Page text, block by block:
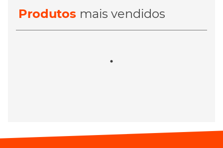
Produtos mais vendidos